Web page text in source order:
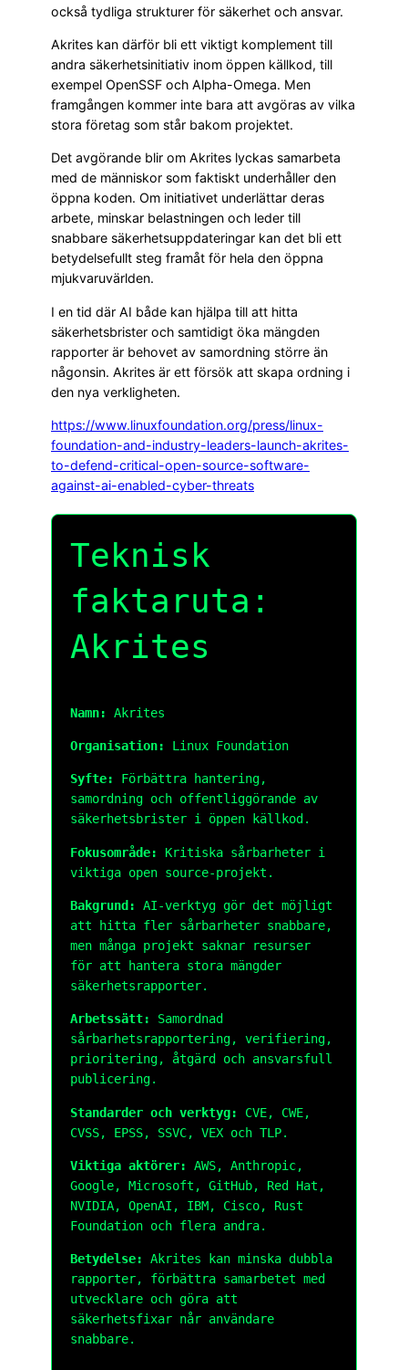
också tydliga strukturer för säkerhet och ansvar.
Akrites kan därför bli ett viktigt komplement till
andra säkerhetsinitiativ inom öppen källkod, till
exempel OpenSSF och Alpha-Omega. Men
framgången kommer inte bara att avgöras av vilka
stora företag som står bakom projektet.
Det avgörande blir om Akrites lyckas samarbeta
med de människor som faktiskt underhåller den
öppna koden. Om initiativet underlättar deras
arbete, minskar belastningen och leder till
snabbare säkerhetsuppdateringar kan det bli ett
betydelsefullt steg framåt för hela den öppna
mjukvaruvärlden.
I en tid där AI både kan hjälpa till att hitta
säkerhetsbrister och samtidigt öka mängden
rapporter är behovet av samordning större än
någonsin. Akrites är ett försök att skapa ordning i
den nya verkligheten.
https://www.linuxfoundation.org/press/linux-
foundation-and-industry-leaders-launch-akrites-
to-defend-critical-open-source-software-
against-ai-enabled-cyber-threats
Teknisk
faktaruta:
Akrites
Namn: Akrites
Organisation: Linux Foundation
Syfte:
Förbättra hantering,
samordning och offentliggörande av
säkerhetsbrister i öppen källkod.
Fokusområde:
Kritiska sårbarheter i
viktiga open source-projekt.
Bakgrund:
AI-verktyg gör det möjligt
att hitta fler sårbarheter snabbare,
men många projekt saknar resurser
för att hantera stora mängder
säkerhetsrapporter.
Arbetssätt:
Samordnad
sårbarhetsrapportering, verifiering,
prioritering, åtgärd och ansvarsfull
publicering.
Standarder och verktyg:
CVE, CWE,
CVSS, EPSS, SSVC, VEX och TLP.
Viktiga aktörer:
AWS, Anthropic,
Google, Microsoft, GitHub, Red Hat,
NVIDIA, OpenAI, IBM, Cisco, Rust
Foundation och flera andra.
Betydelse:
Akrites kan minska dubbla
rapporter, förbättra samarbetet med
utvecklare och göra att
säkerhetsfixar når användare
snabbare.